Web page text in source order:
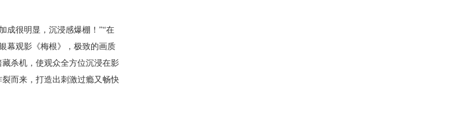
成很明显，沉浸感爆棚 ！ ”“在
幕观影《梅根》，极致的画质
杀机，使观众全方位沉浸在影
而来，打造出刺激过瘾又畅快